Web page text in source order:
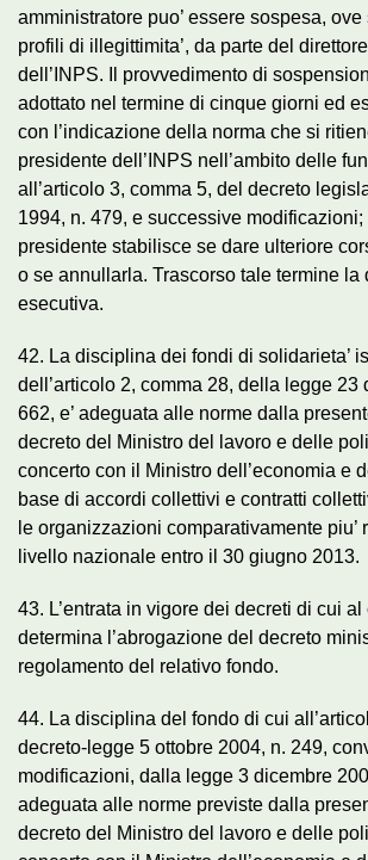
amministratore puo’ essere sospesa,
profili di illegittimita’, da parte del
dell’INPS. Il provvedimento di
adottato nel termine di cinque giorni ed
con l’indicazione della norma che si
presidente dell’INPS nell’ambito delle
all’articolo 3, comma 5, del decreto
1994, n. 479, e successive modificazioni;
presidente stabilisce se dare ulteriore
o se annullarla. Trascorso tale termine
esecutiva.
42. La disciplina dei fondi di solidarieta’
dell’articolo 2, comma 28, della legge 23
662, e’ adeguata alle norme dalla
decreto del Ministro del lavoro e delle
concerto con il Ministro dell’economia e
base di accordi collettivi e contratti
le organizzazioni comparativamente piu’
livello nazionale entro il 30 giugno 2013.
43. L’entrata in vigore dei decreti di cui al
determina l’abrogazione del decreto
regolamento del relativo fondo.
44. La disciplina del fondo di cui
decreto-legge 5 ottobre 2004, n. 249,
modificazioni, dalla legge 3 dicembre
adeguata alle norme previste dalla
decreto del Ministro del lavoro e delle